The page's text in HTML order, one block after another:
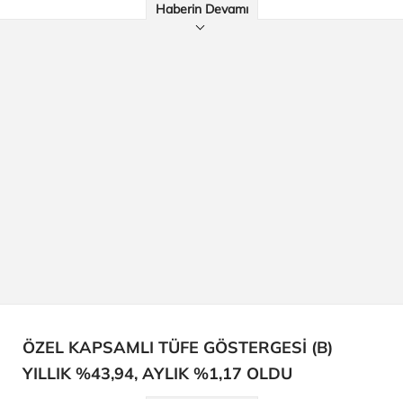
Haberin Devamı
ÖZEL KAPSAMLI TÜFE GÖSTERGESİ (B)
YILLIK %43,94, AYLIK %1,17 OLDU